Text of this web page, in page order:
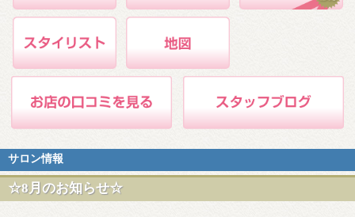
サロン情報
☆8月のお知らせ☆